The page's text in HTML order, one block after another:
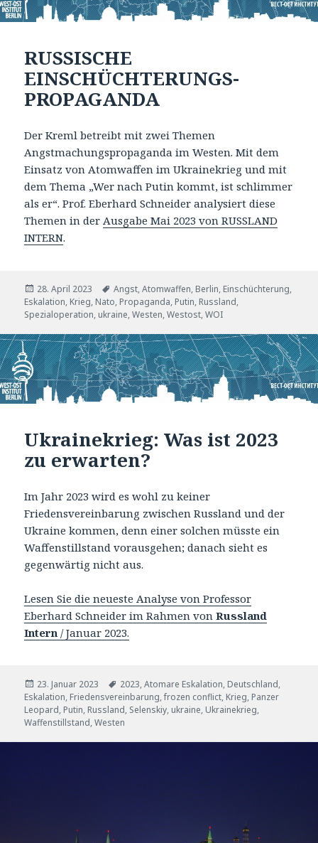
RUSSISCHE
EINSCHÜCHTERUNGS-
PROPAGANDA
Der Kreml betreibt mit zwei Themen
Angstmachungspropaganda im Westen. Mit dem
Einsatz von Atomwaffen im Ukrainekrieg und mit
dem Thema „Wer nach Putin kommt, ist schlimmer
als er“. Prof. Eberhard Schneider analysiert diese
Themen in derAusgabe Mai 2023 von RUSSLAND
INTERN.
Veröffentlicht
am
28. April 2023 Tags
Angst,Atomwaffen, Berlin, Einschüchterung,
Eskalation, Krieg, Nato, Propaganda, Putin, Russland,
Spezialoperation, ukraine,Westen,Westost,WOI
Ukrainekrieg: Was ist 2023
zu erwarten?
Im Jahr 2023 wird es wohl zu keiner
Friedensvereinbarung zwischen Russland und der
Ukraine kommen, denn einer solchen müsste ein
Waffenstillstand vorausgehen; danach sieht es
gegenwärtig nicht aus.
Lesen Sie die neueste Analyse von Professor
Eberhard Schneider im Rahmen vonRussland
Intern / Januar 2023.
Veröffentlicht
am
23. Januar 2023 Tags
2023,Atomare Eskalation, Deutschland,
Eskalation, Friedensvereinbarung,frozen conflict, Krieg, Panzer
Leopard, Putin, Russland, Selenskiy, ukraine, Ukrainekrieg,
Waffenstillstand,Westen